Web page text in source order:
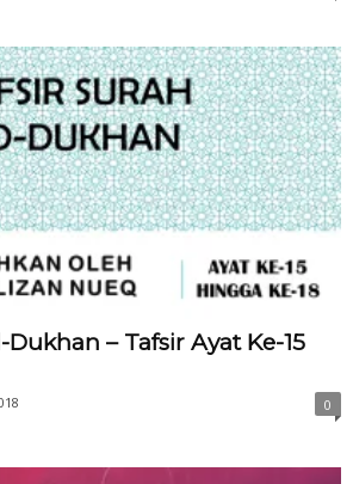
– Tafsir Ayat Ke-15
0